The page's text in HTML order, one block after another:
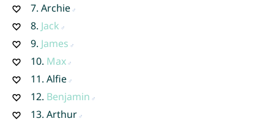
7. Archie
8. Jack
9. James
10. Max
11. Alfie
12. Benjamin
13. Arthur